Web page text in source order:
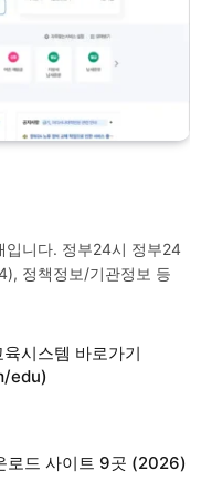
입니다. 정부24시 정부24
정책정보/기관정보 등
시스템 바로가기
edu)
로드 사이트 9곳 (2026)